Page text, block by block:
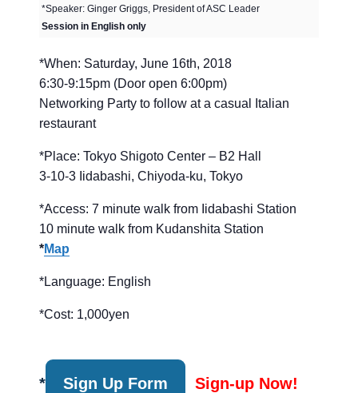
*Speaker: Ginger Griggs, President of ASC Leader
Session in English only
*When: Saturday, June 16th, 2018
6:30-9:15pm (Door open 6:00pm)
Networking Party to follow at a casual Italian
restaurant
*Place: Tokyo Shigoto Center – B2 Hall
3-10-3 Iidabashi, Chiyoda-ku, Tokyo
*Access: 7 minute walk from Iidabashi Station
10 minute walk from Kudanshita Station
*Map
*Language: English
*Cost: 1,000yen
* Sign Up Form Sign-up Now!